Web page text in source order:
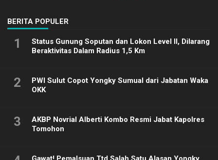
BERITA POPULER
1
Status Gunung Soputan dan Lokon Level II, Dilarang
Beraktivitas Dalam Radius 1,5 Km
2
PWI Sulut Copot Yongky Sumual dari Jabatan Waka
OKK
3
AKBP Novrial Alberti Kombo Resmi Jabat Kapolres
Tomohon